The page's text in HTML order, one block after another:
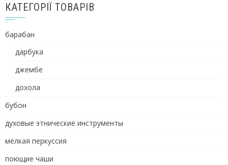
КАТЕГОРІЇ ТОВАРІВ
барабан
дарбука
джембе
дохола
бубон
духовые этнические инструменты
мелкая перкуссия
поющие чаши